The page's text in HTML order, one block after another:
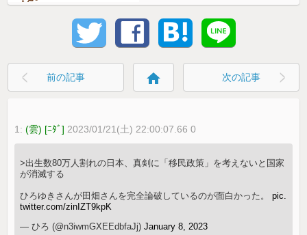
前の記事 home 次の記事
1:(雲) [ﾆﾀﾞ] 2023/01/21(土) 22:00:07.66 0
>出生数80万人割れの日本、真剣に「移民政策」を考えないと国家
が消滅する
ひろゆきさんが田畑さんを完全論破しているのが面白かった。pic.
twitter.com/zinIZT9kpK
— ひろ (@n3iwmGXEEdbfaJj)January 8, 2023